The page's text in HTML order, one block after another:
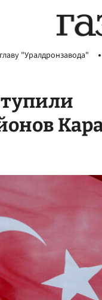
"Уралдронзавода"